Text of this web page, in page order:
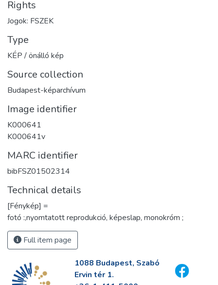
Rights
Jogok: FSZEK
Type
KÉP / önálló kép
Source collection
Budapest-képarchívum
Image identifier
K000641
K000641v
MARC identifier
bibFSZ01502314
Technical details
[Fénykép] =
fotó :,nyomtatott reprodukció, képeslap, monokróm ;
Full item page
1088 Budapest, Szabó
Ervin tér 1.